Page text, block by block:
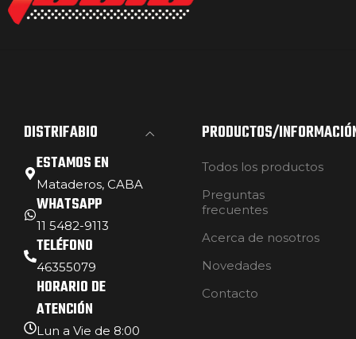
DISTRIFABIO
ESTAMOS EN
Mataderos, CABA
WHATSAPP
11 5482-9113
TELÉFONO
46355079
HORARIO DE
ATENCIÓN
Lun a Vie de 8:00
PRODUCTOS/
Todos los productos
Preguntas
frecuentes
Acerca de nosotros
Novedades
Contacto